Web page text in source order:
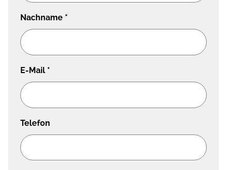
Nachname *
E-Mail *
Telefon